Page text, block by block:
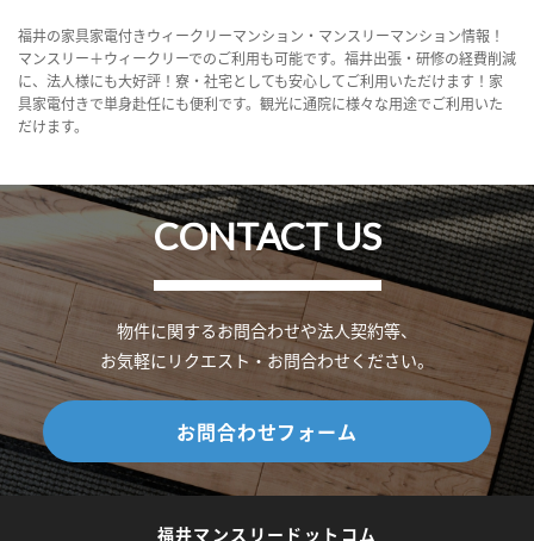
福井の家具家電付きウィークリーマンション・マンスリーマンション情報！
マンスリー＋ウィークリーでのご利用も可能です。福井出張・研修の経費削減
に、法人様にも大好評！寮・社宅としても安心してご利用いただけます！家
具家電付きで単身赴任にも便利です。観光に通院に様々な用途でご利用いた
だけます。
CONTACT US
物件に関するお問合わせや法人契約等、
お気軽にリクエスト・お問合わせください。
お問合わせフォーム
福井マンスリードットコム